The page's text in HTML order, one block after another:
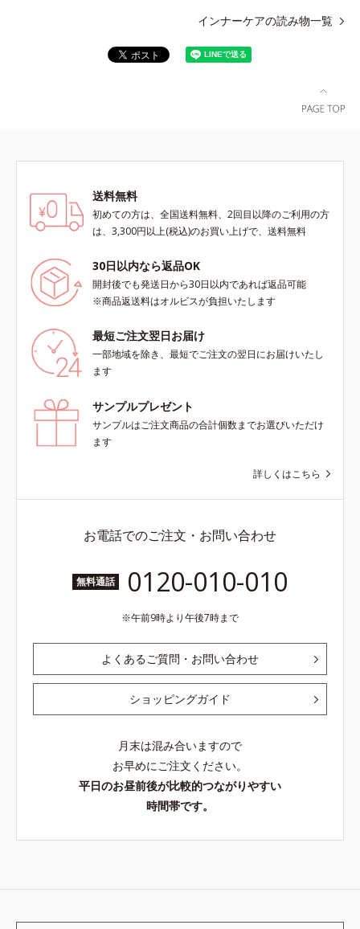
インナーケアの読み物一覧
送料無料
初めての方は、全国送料無料、2回目以降のご利用の方
は、3,300円以上(税込)のお買い上げで、送料無料
30日以内なら返品OK
開封後でも発送日から30日以内であれば返品可能
※商品返送料はオルビスが負担いたします
最短ご注文翌日お届け
一部地域を除き、最短でご注文の翌日にお届けいたし
ます
サンプルプレゼント
サンプルはご注文商品の合計個数までお選びいただけ
ます
詳しくはこちら
お電話でのご注文・お問い合わせ
無料通話 0120-010-010
午前9時より午後7時まで
よくあるご質問・お問い合わせ
ショッピングガイド
月末は混み合いますので
お早めにご注文ください。
平日のお昼前後が比較的つながりやすい
時間帯です。